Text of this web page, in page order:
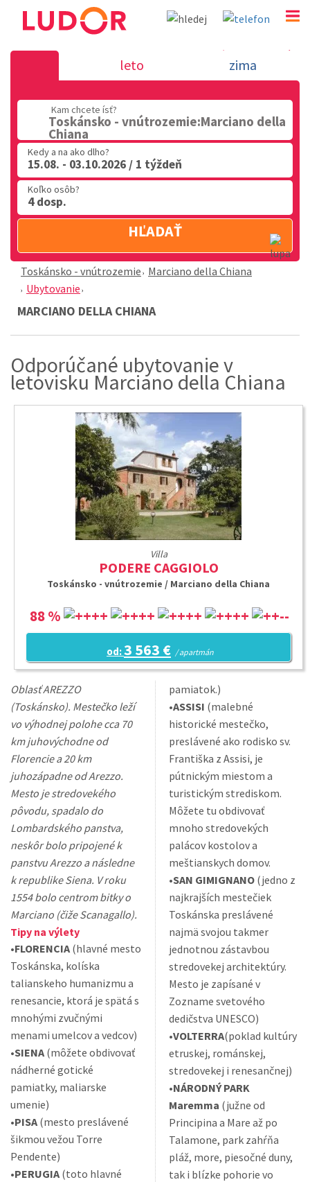
Marciano della Chiana - Toskánsko -
02 2063 3182
leto zima
Kam chcete ísť?
Toskánsko - vnútrozemie:Marciano della
Chiana
Kedy a na ako dlho?
15.08. - 03.10.2026 / 1 týždeň
Koľko osôb?
4 dosp.
HĽADAŤ
Toskánsko - vnútrozemie Marciano della Chiana
Ubytovanie
MARCIANO DELLA CHIANA
Odporúčané ubytovanie v
letovisku Marciano della Chiana
Villa
PODERE CAGGIOLO
Toskánsko - vnútrozemie / Marciano della Chiana
88 %
od:3 563 € / apartmán
Oblasť AREZZO
(Toskánsko). Mestečko leží
vo výhodnej polohe cca 70
km juhovýchodne od
Florencie a 20 km
juhozápadne od Arezzo.
Mesto je stredovekého
pôvodu, spadalo do
Lombardského panstva,
neskôr bolo pripojené k
panstvu Arezzo a následne
k republike Siena. V roku
1554 bolo centrom bitky o
Marciano (čiže Scanagallo).
Tipy na výlety
•FLORENCIA (hlavné mesto
Toskánska, kolíska
talianskeho humanizmu a
renesancie, ktorá je spätá s
mnohými zvučnými
menami umelcov a vedcov)
•SIENA (môžete obdivovať
nádherné gotické
pamiatky, maliarske
umenie)
•PISA (mesto preslávené
šikmou vežou Torre
Pendente)
•PERUGIA (toto hlavné
pamiatok.)
•ASSISI (malebné
historické mestečko,
preslávené ako rodisko sv.
Františka z Assisi, je
pútnickým miestom a
turistickým strediskom.
Môžete tu obdivovať
mnoho stredovekých
palácov kostolov a
meštianskych domov.
•SAN GIMIGNANO (jedno z
najkrajších mestečiek
Toskánska preslávené
najmä svojou takmer
jednotnou zástavbou
stredovekej architektúry.
Mesto je zapísané v
Zozname svetového
dedičstva UNESCO)
•VOLTERRA(poklad kultúry
etruskej, románskej,
stredovekej i renesančnej)
•NÁRODNÝ PARK
Maremma (južne od
Principina a Mare až po
Talamone, park zahŕňa
pláž, more, piesočné duny,
tak i blízke pohorie vo